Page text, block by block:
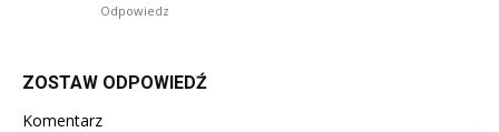
Odpowiedz
ZOSTAW ODPOWIEDŹ
Komentarz